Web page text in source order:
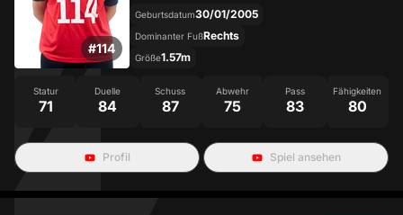
#114
Geburtsdatum30/01/2005
Dominanter FußRechts
Größe1.57m
Statur
71
Duelle
84
Schuss
87
Abwehr
75
Pass
83
Fähigkeiten
80
Profil Spiel ansehen